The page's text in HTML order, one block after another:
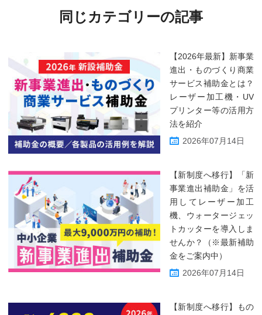
同じカテゴリーの記事
【2026年最新】新事業
進出・ものづくり商業
サービス補助金とは？
レーザー加工機・UV
プリンター等の活用方
法を紹介
2026年07月14日
【新制度へ移行】「新
事業進出補助金」を活
用してレーザー加工
機、ウォータージェッ
トカッターを導入しま
せんか？（※最新補助
金をご案内中）
2026年07月14日
【新制度へ移行】もの